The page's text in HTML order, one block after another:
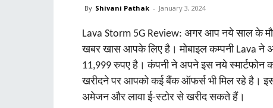
By Shivani Pathak - January 3, 2024
Lava Storm 5G Review: अगर आप नये साल के
खबर खास आपके लिए है। मोबाइल कम्‍पनी Lava ने
11,999 रुपए है। कंपनी ने अपने इस नये स्‍मार्टफोन
खरीदने पर आपको कई बैंक ऑफर्स भी मिल रहे है।
अमेजन और लावा ई-स्टोर से खरीद सकते हैं।